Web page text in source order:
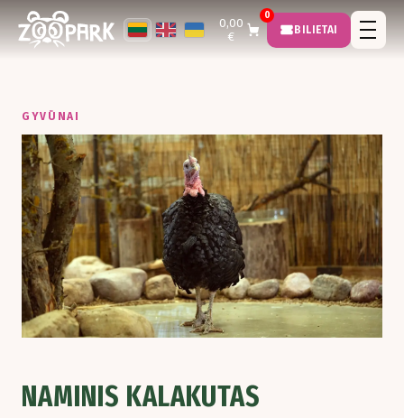
0,00
€
0
BILIETAI
GYVŪNAI
NAMINIS KALAKUTAS